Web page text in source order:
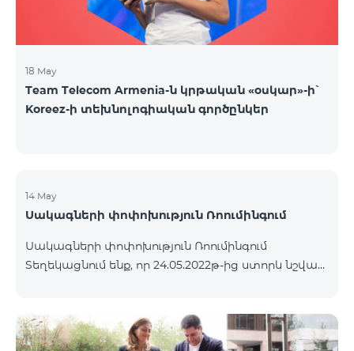
18 May
Team Telecom Armenia-ն կրթական «օսկար»-ի՝
Koreez-ի տեխնոլոգիական գործընկեր
14 May
Սակագների փոփոխություն Ռոումինգում
Սակագների փոփոխություն Ռոումինգում
Տեղեկացնում ենք, որ 24.05.2022թ-ից ստորև նշված
զանգեր դեպի Հայաստան՝ 2500 դրամ/րոպե
Ելքային զանգեր Միջազգային՝ 2500 դրամ/րոպե